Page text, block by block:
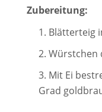
Zubereitung:
Blätterteig
Würstchen
Mit Ei
Grad